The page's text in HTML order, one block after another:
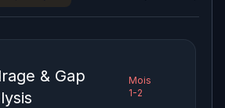
& Gap
Mois
1-2